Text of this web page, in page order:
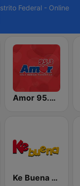
Federal - Online
Amor 95.3 FM
Ke Buena 92.9 FM